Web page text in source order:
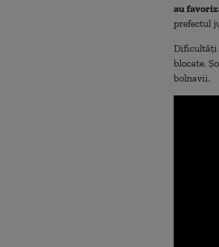
au
prefectul
Dificultăți
blocate.
bolnavii.